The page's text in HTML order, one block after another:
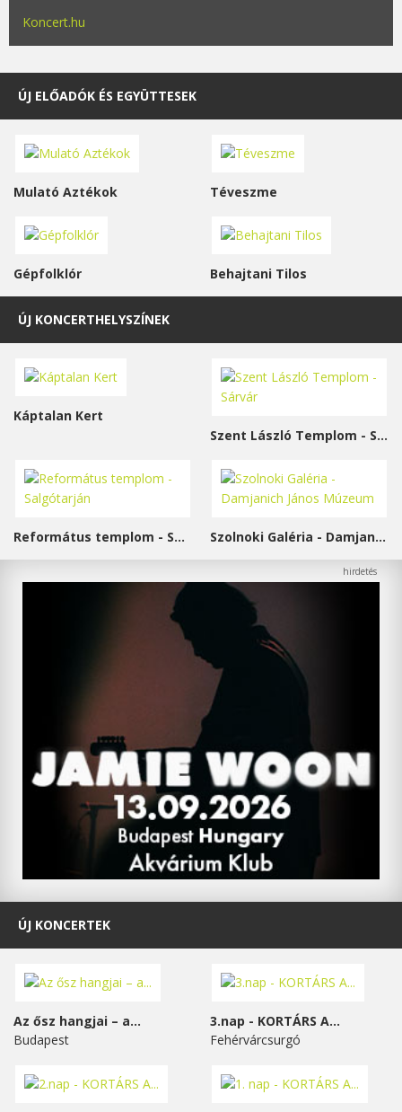
Koncert.hu
ÚJ ELŐADÓK ÉS EGYÜTTESEK
Mulató Aztékok Téveszme
Gépfolklór Behajtani Tilos
ÚJ KONCERTHELYSZÍNEK
Káptalan Kert
Szent László Templom - Sárvár
Református templom - Salgótarján Szolnoki Galéria - Damjanich János Múzeum
ÚJ KONCERTEK
Az ősz hangjai – a...
Budapest
3.nap - KORTÁRS A...
Fehérvárcsurgó